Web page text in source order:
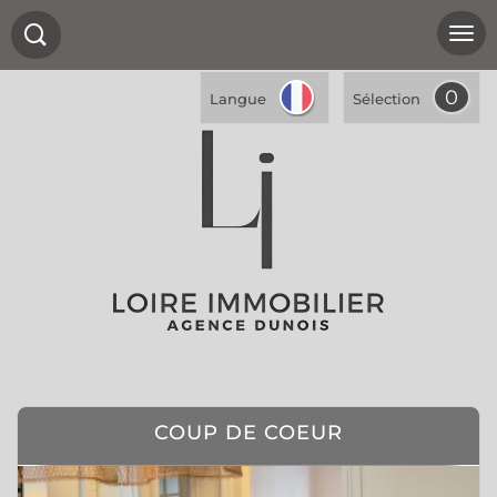
Langue Sélection 0
COUP DE COEUR